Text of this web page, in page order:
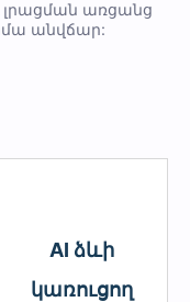
առցանց
անվճար:
AI ձևի
կառուցող